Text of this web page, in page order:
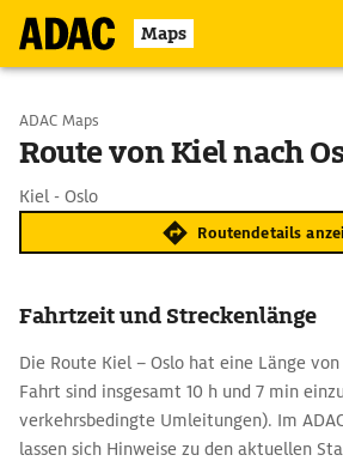
Maps
Start wählen
ADAC Maps
Route von Kiel nach
Kiel - Oslo
Routendetails
Fahrtzeit und Streckenlänge
Die Route Kiel – Oslo hat eine Länge
Fahrt sind insgesamt 10 h und 7 min
verkehrsbedingte Umleitungen). Im
lassen sich Hinweise zu den aktuellen